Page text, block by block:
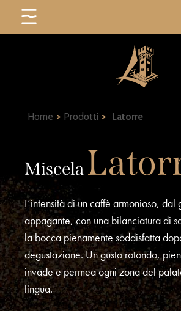
Home > Prodotti > Latorre
Miscela
L’intensità di un caffè armonioso, dal
appagante, con una bilanciatura di
la bocca pienamente soddisfatta
degustazione. Un gusto rotondo,
invade e permea ogni zona del
lingua.